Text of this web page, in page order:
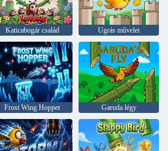
Katicabogár család Ugrás művelet
Frost Wing Hopper Garuda légy